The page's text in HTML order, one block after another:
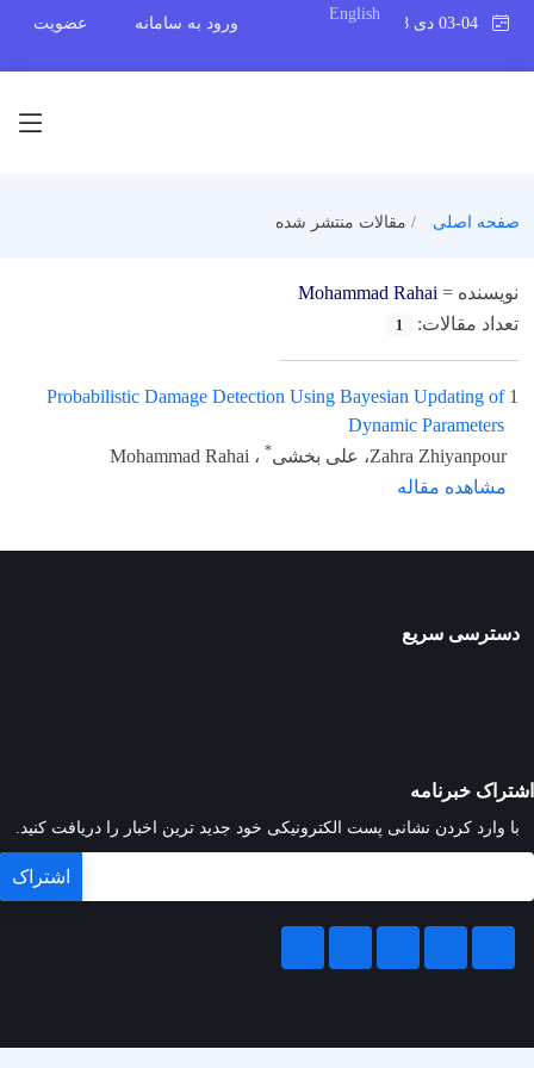
English
ورود به سامانه عضویت
صفحه اصلی مقالات منتشر شده
نویسنده = Mohammad Rahai
تعداد مقالات:
1
1
Probabilistic Damage Detection Using Bayesian Updating of
Dynamic Parameters
Zahra Zhiyanpour، علی بخشی
* ، Mohammad Rahai
مشاهده مقاله
دسترسی سریع
اشتراک خبرنامه
با وارد کردن نشانی پست الکترونیکی خود جدید ترین اخبار را دریافت کنید.